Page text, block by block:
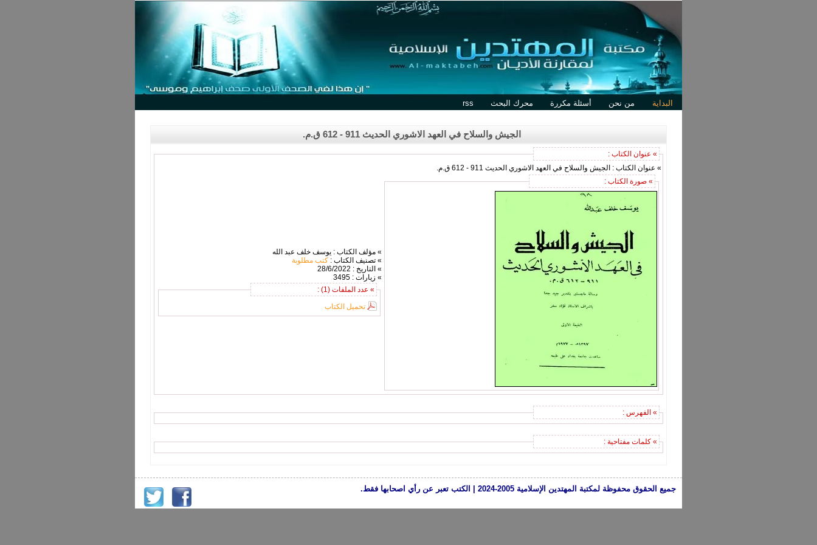
البداية من نحن أسئلة مكررة محرك البحث rss
الجيش والسلاح في العهد الاشوري الحديث 911 - 612 ق.م.
» عنوان الكتاب :
» عنوان الكتاب : الجيش والسلاح في العهد الاشوري الحديث 911 - 612 ق.م.
» صورة الكتاب :
» مؤلف الكتاب : يوسف خلف عبد الله
» تصنيف الكتاب : كتب مطلوبة
» التاريخ : 28/6/2022
» زيارات : 3495
» عدد الملفات (1) :
تحميل الكتاب
» الفهرس :
» كلمات مفتاحية :
جميع الحقوق محفوظة لمكتبة المهتدين الإسلامية 2005-2024 | الكتب تعبر عن رأي اصحابها فقط.